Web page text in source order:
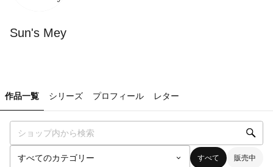
Sun's Mey
作品一覧 シリーズ プロフィール レター
すべて 販売中